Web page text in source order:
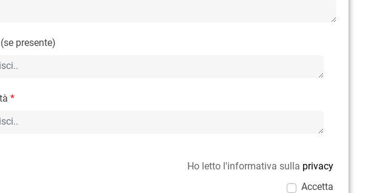
presente)
*
Ho letto l'informativa sulla privacy
Accetta